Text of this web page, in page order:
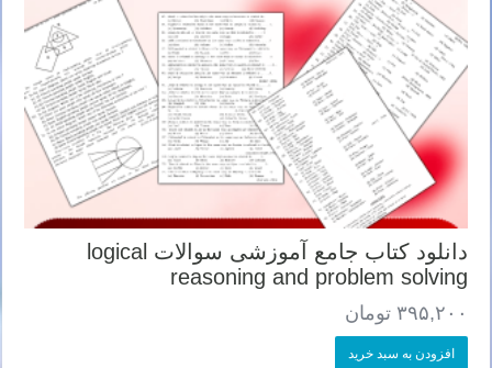
دانلود کتاب جامع آموزشی سوالات logical
reasoning and problem solving
۳۹۵,۲۰۰ تومان
افزودن به سبد خرید